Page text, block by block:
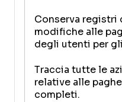
Conserva
modifiche alle
degli utenti per
Traccia tutte le
relative alle
completi.